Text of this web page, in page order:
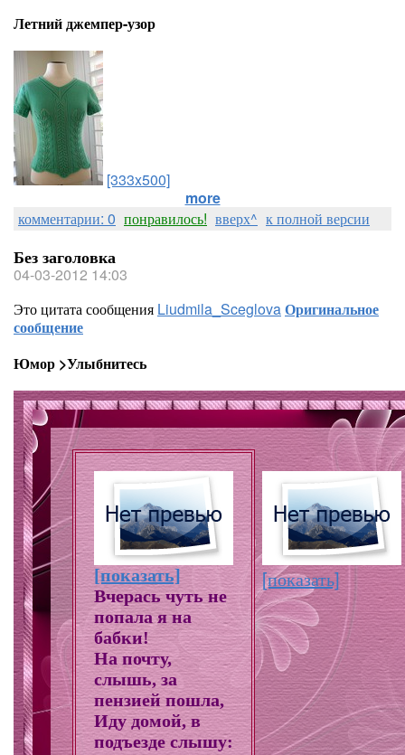
Летний джемпер-узор
[333x500]
more
комментарии: 0 понравилось! вверх^ к полной версии
Без заголовка
04-03-2012 14:03
Это цитата сообщения Liudmila_SceglovaОригинальное
сообщение
Юмор >Улыбнитесь
[показать]
Вчерась чуть не
попала я на
бабки!
На почту,
слышь, за
пензией пошла,
Иду домой, в
подъезде слышу:
[показать]